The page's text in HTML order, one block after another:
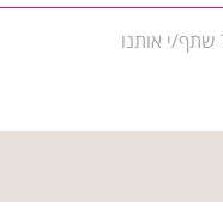
שתף/י אותנו